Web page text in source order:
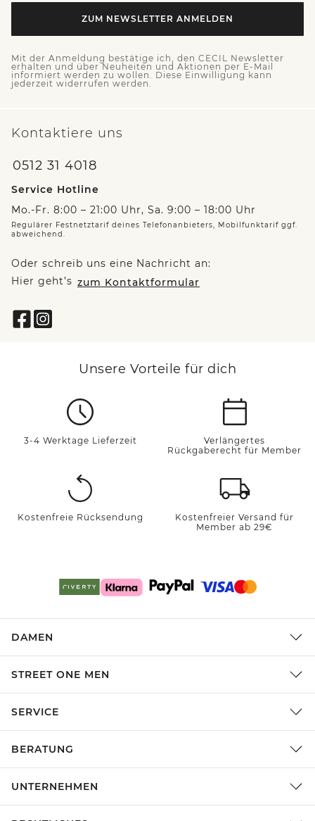
ZUM NEWSLETTER ANMELDEN
Mit der Anmeldung bestätige ich, den CECIL Newsletter
erhalten und über Neuheiten und Aktionen per E-Mail
informiert werden zu wollen. Diese Einwilligung kann
jederzeit widerrufen werden.
Kontaktiere uns
0512 31 4018
Service Hotline
Mo.-Fr. 8:00 – 21:00 Uhr, Sa. 9:00 – 18:00 Uhr
Regulärer Festnetztarif deines Telefonanbieters, Mobilfunktarif ggf.
abweichend.
Oder schreib uns eine Nachricht an:
Hier geht’s zum Kontaktformular
Unsere Vorteile für dich
3-4 Werktage Lieferzeit
Verlängertes
Rückgaberecht für Member
Kostenfreie Rücksendung
Kostenfreier Versand für
Member ab 29€
DAMEN
STREET ONE MEN
SERVICE
BERATUNG
UNTERNEHMEN